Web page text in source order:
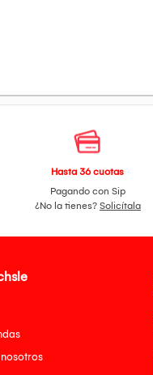
Hasta 36 cuotas
Pagando con Sip
¿No la tienes? Solicítala